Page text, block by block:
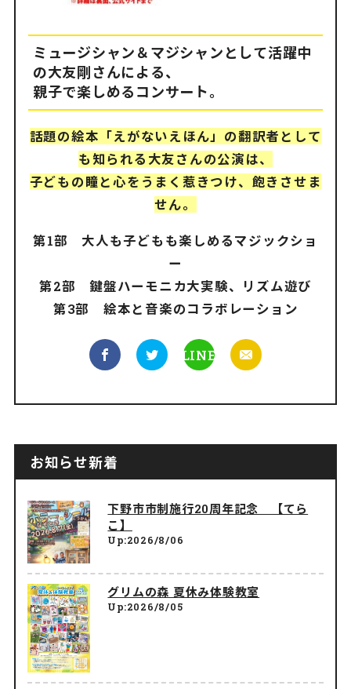
ミュージシャン＆マジシャンとして活躍中
の大友剛さんによる、
親子で楽しめるコンサート。
話題の絵本「えがないえほん」の翻訳者として
も知られる大友さんの公演は、
子どもの瞳と心をうまく惹きつけ、飽きさせま
せん。
第1部 大人も子どもも楽しめるマジックショ
ー
第2部 鍵盤ハーモニカ大実験、リズム遊び
第3部 絵本と音楽のコラボレーション
LINE
お知らせ新着
下野市市制施行20周年記念 【てら
こ】
Up:2026/8/06
グリムの森 夏休み体験教室
Up:2026/8/05